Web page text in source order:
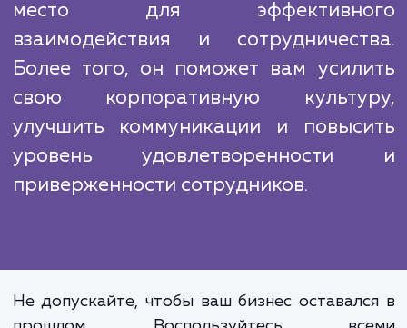
обучение вашего персонала и
поддержку, чтобы помочь вам
использовать все
корпоративного портала.
обеспечивая единый точку
всем ресурсам и сервисам, а